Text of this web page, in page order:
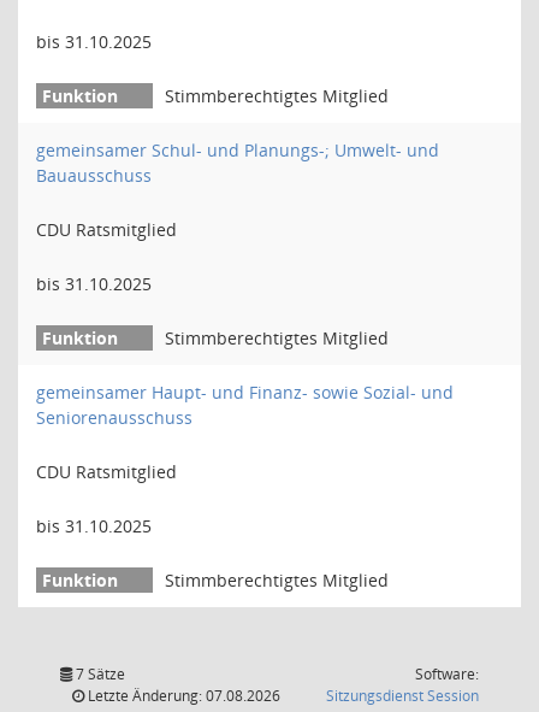
bis 31.10.2025
Stimmberechtigtes Mitglied
gemeinsamer Schul- und Planungs-; Umwelt- und
Bauausschuss
CDU Ratsmitglied
bis 31.10.2025
Stimmberechtigtes Mitglied
gemeinsamer Haupt- und Finanz- sowie Sozial- und
Seniorenausschuss
CDU Ratsmitglied
bis 31.10.2025
Stimmberechtigtes Mitglied
7 Sätze
Letzte Änderung: 07.08.2026
Software:
SitzungsdienstSession(Wird in